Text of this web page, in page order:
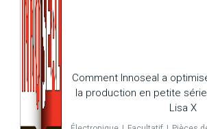
Comment Innoseal a
la production en petite
Lisa X